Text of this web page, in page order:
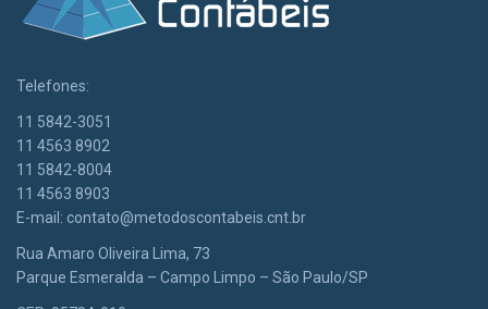
Telefones:
11 5842-3051
11 4563 8902
11 5842-8004
11 4563 8903
E-mail: contato@metodoscontabeis.cnt.br
Rua Amaro Oliveira Lima, 73
Parque Esmeralda – Campo Limpo – São Paulo/SP